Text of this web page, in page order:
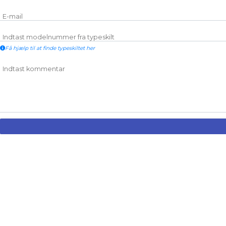
E-mail
Indtast modelnummer fra typeskilt
Få hjælp til at finde typeskiltet her
Indtast kommentar